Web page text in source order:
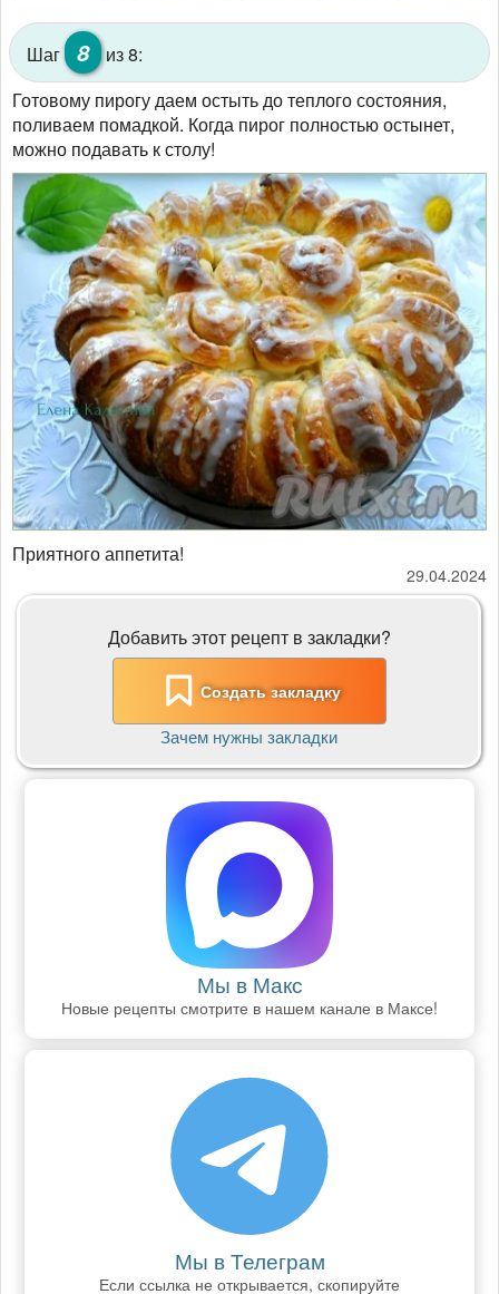
Шаг 8
из 8:
Готовому пирогу даем остыть до теплого состояния,
поливаем помадкой. Когда пирог полностью остынет,
можно подавать к столу!
Приятного аппетита!
29.04.2024
Добавить этот рецепт в закладки?
Создать закладку
Зачем нужны закладки
Мы в Макс
Новые рецепты смотрите в нашем канале в Максе!
Мы в Телеграм
Если ссылка не открывается, скопируйте